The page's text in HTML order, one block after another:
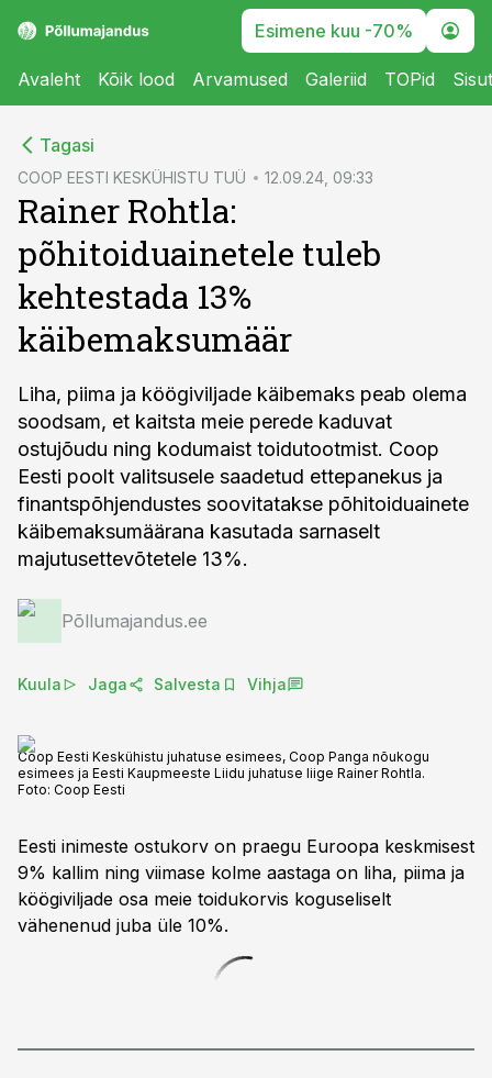
Esimene kuu -70%
Avaleht Kõik lood Arvamused Galeriid TOPid
Tagasi
COOP EESTI KESKÜHISTU TUÜ 12.09.24, 09:33
Rainer Rohtla:
põhitoiduainetele tuleb
kehtestada 13%
käibemaksumäär
Liha, piima ja köögiviljade käibemaks peab olema
soodsam, et kaitsta meie perede kaduvat
ostujõudu ning kodumaist toidutootmist. Coop
Eesti poolt valitsusele saadetud ettepanekus ja
finantspõhjendustes soovitatakse põhitoiduainete
käibemaksumäärana kasutada sarnaselt
majutusettevõtetele 13%.
Põllumajandus.ee
Kuula Jaga Salvesta Vihja
Coop Eesti Keskühistu juhatuse esimees, Coop Panga nõukogu
esimees ja Eesti Kaupmeeste Liidu juhatuse liige Rainer Rohtla.
Foto: Coop Eesti
Eesti inimeste ostukorv on praegu Euroopa keskmisest
9% kallim ning viimase kolme aastaga on liha, piima ja
köögiviljade osa meie toidukorvis koguseliselt
vähenenud juba üle 10%.